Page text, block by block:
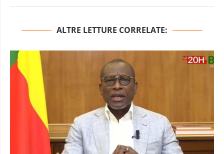
ALTRE LETTURE CORRELATE: